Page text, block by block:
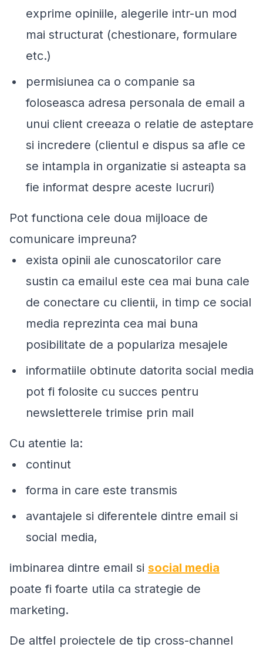
exprime opiniile, alegerile intr-un mod
mai structurat (chestionare, formulare
etc.)
permisiunea ca o companie sa
foloseasca adresa personala de email a
unui client creeaza o relatie de asteptare
si incredere (clientul e dispus sa afle ce
se intampla in organizatie si asteapta sa
fie informat despre aceste lucruri)
Pot functiona cele doua mijloace de
comunicare impreuna?
exista opinii ale cunoscatorilor care
sustin ca emailul este cea mai buna cale
de conectare cu clientii, in timp ce social
media reprezinta cea mai buna
posibilitate de a populariza mesajele
informatiile obtinute datorita social media
pot fi folosite cu succes pentru
newsletterele trimise prin mail
Cu atentie la:
continut
forma in care este transmis
avantajele si diferentele dintre email si
social media,
imbinarea dintre email si social media
poate fi foarte utila ca strategie de
marketing.
De altfel proiectele de tip cross-channel